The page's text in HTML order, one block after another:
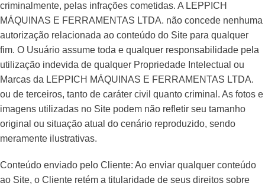
criminalmente, pelas infrações cometidas. A LEPPICH
MÁQUINAS E FERRAMENTAS LTDA. não concede nenhuma
autorização relacionada ao conteúdo do Site para qualquer
fim. O Usuário assume toda e qualquer responsabilidade pela
utilização indevida de qualquer Propriedade Intelectual ou
Marcas da LEPPICH MÁQUINAS E FERRAMENTAS LTDA.
ou de terceiros, tanto de caráter civil quanto criminal. As fotos e
imagens utilizadas no Site podem não refletir seu tamanho
original ou situação atual do cenário reproduzido, sendo
meramente ilustrativas.
Conteúdo enviado pelo Cliente: Ao enviar qualquer conteúdo
ao Site, o Cliente retém a titularidade de seus direitos sobre